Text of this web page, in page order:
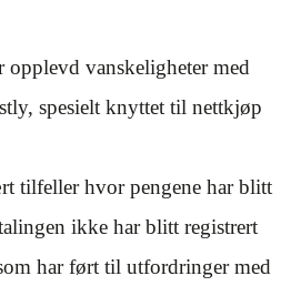
opplevd vanskeligheter med
spesielt knyttet til nettkjøp
tilfeller hvor pengene har blitt
ikke har blitt registrert
har ført til utfordringer med